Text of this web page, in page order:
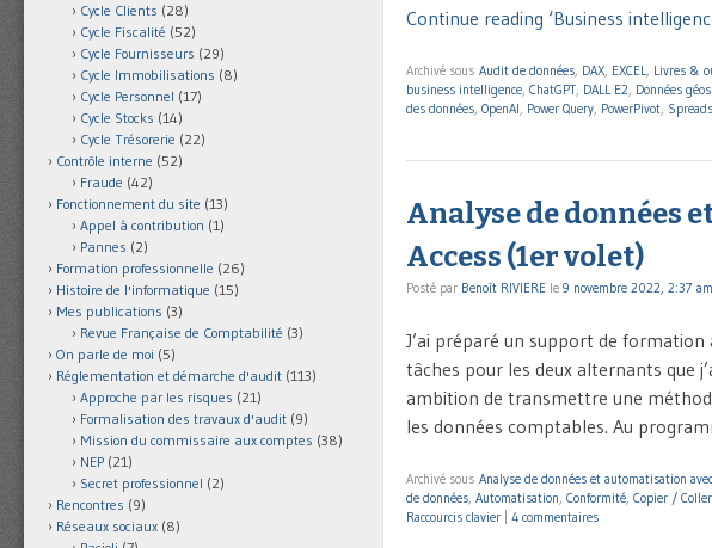
Continue reading ‘Business
Archivé sous Audit de données, DAX, EXCEL, Livres &
business intelligence, ChatGPT, DALL E2, Données
des données, OpenAI, Power Query, PowerPivot,
Analyse de données
Access (1er volet)
Posté par Benoît RIVIERE le 9 novembre 2022, 2:37 am
J’ai préparé un support de formation
tâches pour les deux alternants que
ambition de transmettre une
les données comptables. Au
Archivé sous Analyse de données et automatisation
de données, Automatisation, Conformité, Copier / Coller
Raccourcis clavier
4 commentaires
Cycle Clients (28)
Cycle Fiscalité (52)
Cycle Fournisseurs (29)
Cycle Immobilisations (8)
Cycle Personnel (17)
Cycle Stocks (14)
Cycle Trésorerie (22)
Contrôle interne (52)
Fraude (42)
Fonctionnement du site (13)
Appel à contribution (1)
Pannes (2)
Formation professionnelle (26)
Histoire de l'informatique (15)
Mes publications (3)
Revue Française de Comptabilité (3)
On parle de moi (5)
Réglementation et démarche d'audit (113)
Approche par les risques (21)
Formalisation des travaux d'audit (9)
Mission du commissaire aux comptes (38)
NEP (21)
Secret professionnel (2)
Rencontres (9)
Réseaux sociaux (8)